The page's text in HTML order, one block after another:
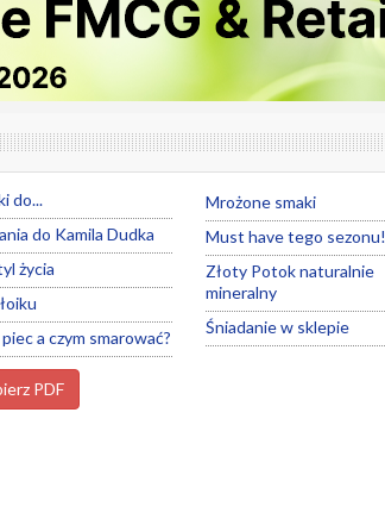
do...
do Kamila Dudka
życia
a czym smarować?
Mrożone smaki
Must have tego sezonu!
Złoty Potok naturalnie
mineralny
Śniadanie w sklepie
PDF